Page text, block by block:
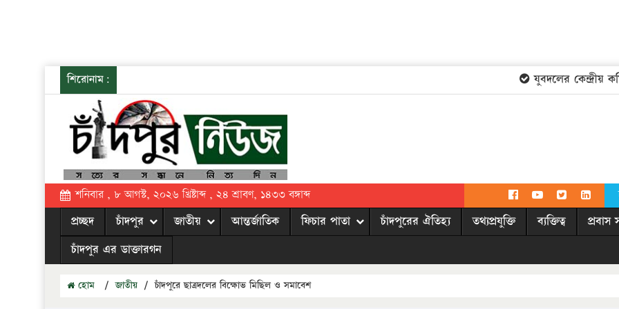
শিরোনাম: যুবদলের কেন্দ্রীয়
শনিবার , ৮ আগস্ট, ২০২৬ খ্রিষ্টাব্দ , ২৪ শ্রাবণ, ১৪৩৩ বঙ্গাব্দ
প্রচ্ছদ চাঁদপুর জাতীয় আন্তর্জাতিক ফিচার পাতা চাঁদপুরের ঐতিহ্য তথ্যপ্রযুক্তি ব্যক্তিত্ব প্রবাস
চাঁদপুর এর ডাক্তারগন
হোম / জাতীয় / চাঁদপুরে ছাত্রদলের বিক্ষোভ মিছিল ও সমাবেশ